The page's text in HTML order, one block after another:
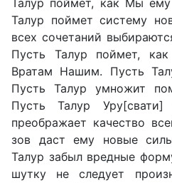
Талур поймет, как Мы
Талур поймет систему
всех сочетаний
Пусть Талур поймет,
Вратам Нашим. Пусть
Пусть Талур умножит
Пусть Талур
преображает качество
зов даст ему новые
Талур забыл вредные
шутку не следует